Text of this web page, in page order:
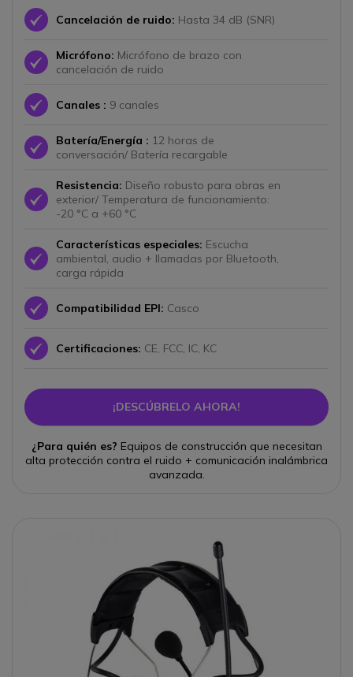
Icono Cancelación de ruido: Hasta 34 dB (SNR)
Icono Micrófono: Micrófono de brazo con
cancelación de ruido
Icono Canales : 9 canales
Icono Batería/Energía : 12 horas de
conversación/ Batería recargable
Icono
Resistencia: Diseño robusto para obras en
exterior/ Temperatura de funcionamiento:
-20 °C a +60 °C
Icono
Características especiales: Escucha
ambiental, audio + llamadas por Bluetooth,
carga rápida
Icono Compatibilidad EPI: Casco
Icono Certificaciones: CE, FCC, IC, KC
¡DESCÚBRELO AHORA!
¿Para quién es? Equipos de construcción que necesitan
alta protección contra el ruido + comunicación inalámbrica
avanzada.